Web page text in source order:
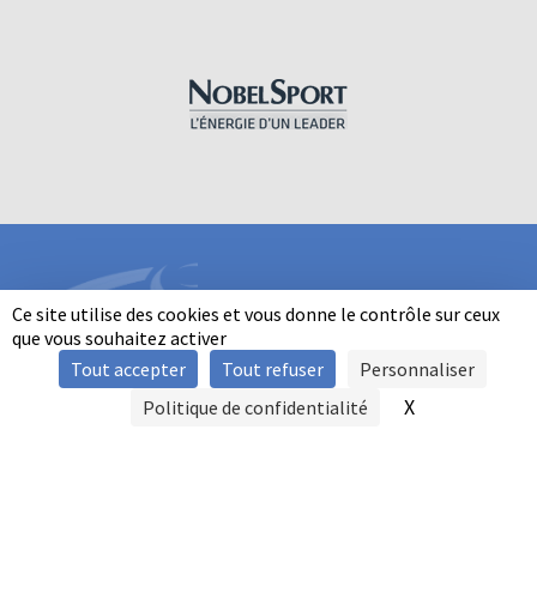
Ce site utilise des cookies et vous donne le contrôle sur ceux
que vous souhaitez activer
Tout accepter
Tout refuser
Personnaliser
Politique de confidentialité
X
INFORMATIONS
SIGNALER UNE VIOLENCE